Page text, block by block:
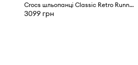
Crocs шльопанці Classic Retro Runner Clog
3099 грн